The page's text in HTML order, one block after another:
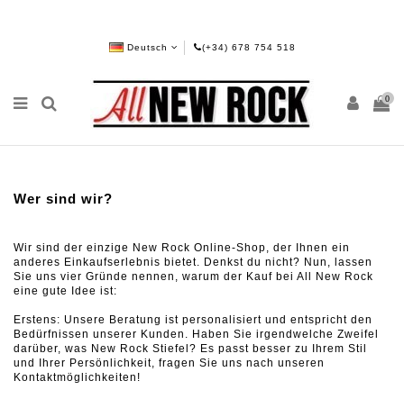
Deutsch (+34) 678 754 518
0
Wer sind wir?
Wir sind der einzige New Rock Online-Shop, der Ihnen ein
anderes Einkaufserlebnis bietet. Denkst du nicht? Nun, lassen
Sie uns vier Gründe nennen, warum der Kauf bei All New Rock
eine gute Idee ist:
Erstens: Unsere Beratung ist personalisiert und entspricht den
Bedürfnissen unserer Kunden. Haben Sie irgendwelche Zweifel
darüber, was New Rock Stiefel? Es passt besser zu Ihrem Stil
und Ihrer Persönlichkeit, fragen Sie uns nach unseren
Kontaktmöglichkeiten!